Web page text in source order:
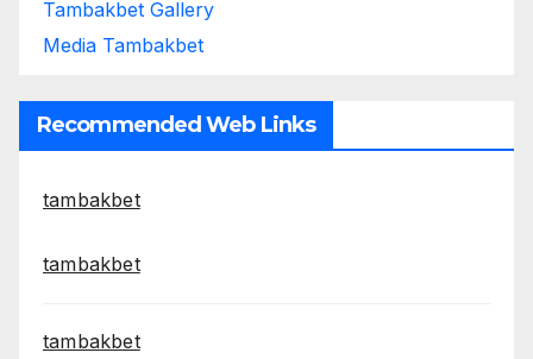
Tambakbet Gallery
Media Tambakbet
Recommended Web Links
tambakbet
tambakbet
tambakbet